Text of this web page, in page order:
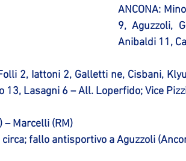
ANCONA:
9, Aguzzoli,
Anibaldi 11,
2, Iattoni 2, Galletti ne, Cisbani,
13, Lasagni 6 – All. Loperfido; Vice
Marcelli (RM)
fallo antisportivo a Aguzzoli